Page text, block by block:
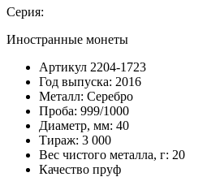
Серия:
Иностранные монеты
Артикул 2204-1723
Год выпуска: 2016
Металл: Серебро
Проба: 999/1000
Диаметр, мм: 40
Тираж: 3 000
Вес чистого металла, г: 20
Качество пруф